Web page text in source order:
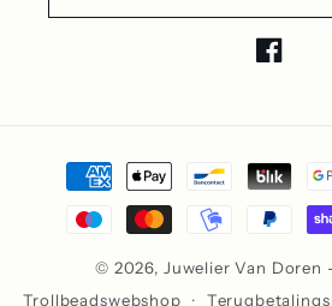
Betaalmethoden
© 2026, Juwelier Van Doren
Trollbeadswebshop